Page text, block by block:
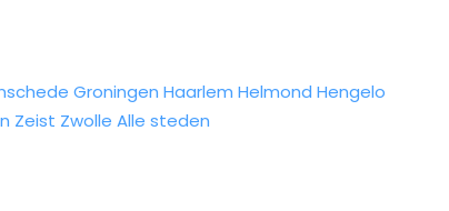
Groningen Haarlem Helmond Hengelo
Zeist Zwolle Alle steden